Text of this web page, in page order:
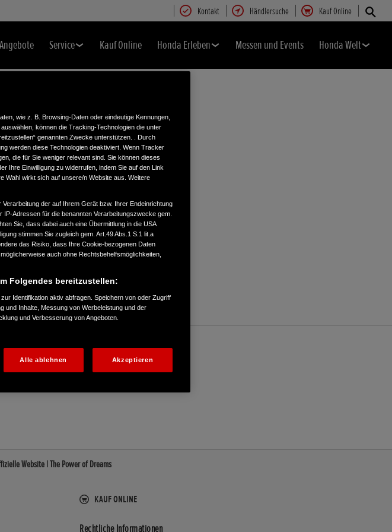
Kontakt Händlersuche Kauf Online
Angebote Service Kauf Online Honda Erleben Messen und Events Honda Welt
Website | The Power of Dreams
KAUF ONLINE
Rechtliche Informationen
wie z. B. Browsing-Daten oder eindeutige Kennungen,
können die Tracking-Technologien die unter
genannten Zwecke unterstützen. . Durch
werden diese Technologien deaktiviert. Wenn Tracker
die für Sie weniger relevant sind. Sie können dieses
Ihre Einwilligung zu widerrufen, indem Sie auf den Link
Wahl wirkt sich auf unsere/n Website aus. Weitere
der auf Ihrem Gerät bzw. Ihrer Endeinrichtung
Adressen für die benannten Verarbeitungszwecke gem.
Sie, dass dabei auch eine Übermittlung in die USA
stimmen Sie zugleich gem. Art.49 Abs.1 S.1 lit.a
das Risiko, dass Ihre Cookie-bezogenen Daten
auch ohne Rechtsbehelfsmöglichkeiten,
Folgendes bereitzustellen:
Identifikation aktiv abfragen. Speichern von oder Zugriff
und Inhalte, Messung von Werbeleistung und der
und Verbesserung von Angeboten.
Alle ablehnen Akzeptieren